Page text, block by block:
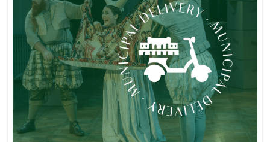
Romeo y Julieta | 2026
Ópera
5:00 pm